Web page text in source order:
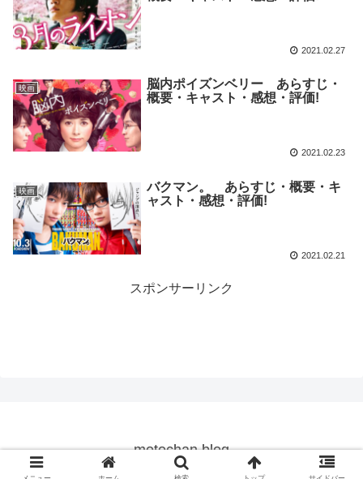
2021.02.27
映画
脳内ポイズンベリー あらすじ・
概要・キャスト・感想・評価!
2021.02.23
映画
バクマン。 あらすじ・概要・キ
ャスト・感想・評価!
2021.02.21
スポンサーリンク
motochan blog
© 2019 motochan blog.